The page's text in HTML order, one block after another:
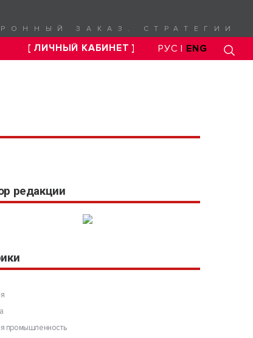
ЗАКАЗ. СТРАТЕГИИ
[ ЛИЧНЫЙ КАБИНЕТ ] РУС | ENG
редакции
промышленность